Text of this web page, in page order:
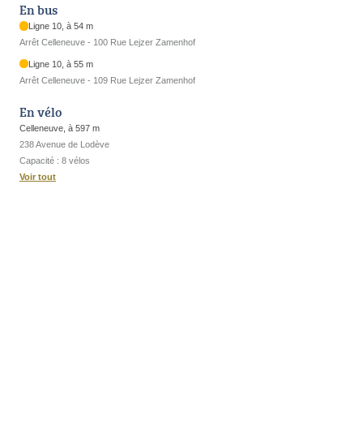
En bus
Ligne 10, à 54 m
Arrêt Celleneuve - 100 Rue Lejzer Zamenhof
Ligne 10, à 55 m
Arrêt Celleneuve - 109 Rue Lejzer Zamenhof
En vélo
Celleneuve, à 597 m
238 Avenue de Lodève
Capacité : 8 vélos
Voir tout